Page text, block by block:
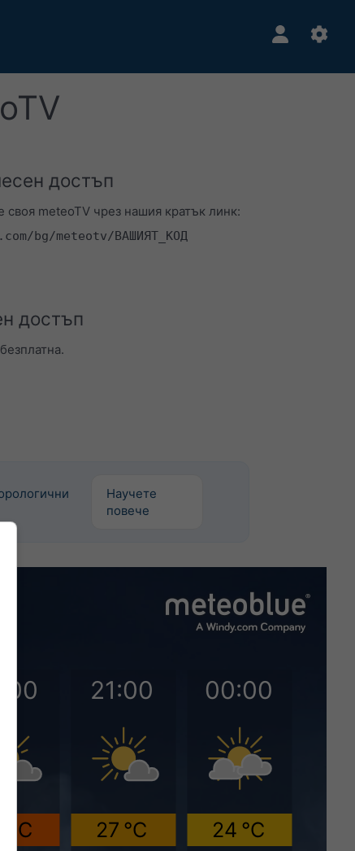
достъп
своя meteoTV чрез нашия кратък линк:
bg/meteotv/ВАШИЯТ_КОД
достъп
Научете
повече